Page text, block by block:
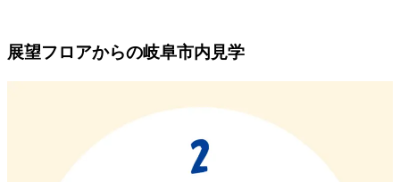
展望フロアからの岐阜市内見学